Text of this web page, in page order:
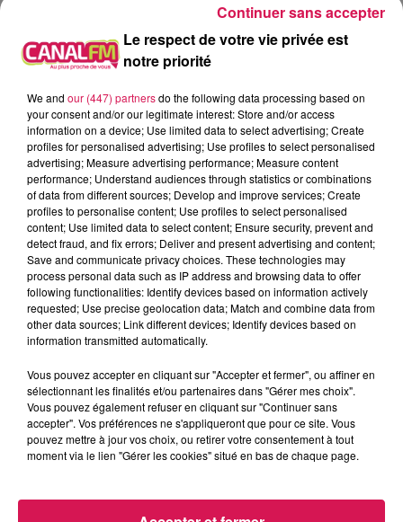
0h00 - 6h00
Les hits de Canal FM
JOAN JETT
Le respect de votre vie privée est
notre priorité
We and our (447) partnersdo the following data processing based on
your consent and/or our legitimate interest: Store and/or access
information on a device; Use limited data to select advertising; Create
profiles for personalised advertising; Use profiles to select personalised
advertising; Measure advertising performance; Measure content
performance; Understand audiences through statistics or combinations
of data from different sources; Develop and improve services; Create
profiles to personalise content; Use profiles to select personalised
content; Use limited data to select content; Ensure security, prevent and
detect fraud, and fix errors; Deliver and present advertising and content;
Save and communicate privacy choices. These technologies may
process personal data such as IP address and browsing data to offer
following functionalities: Identify devices based on information actively
requested; Use precise geolocation data; Match and combine data from
other data sources; Link different devices; Identify devices based on
information transmitted automatically.
Vous pouvez accepter en cliquant sur "Accepter et fermer", ou affiner en
sélectionnant les finalités et/ou partenaires dans "Gérer mes choix".
Vous pouvez également refuser en cliquant sur "Continuer sans
accepter". Vos préférences ne s'appliqueront que pour ce site. Vous
pouvez mettre à jour vos choix, ou retirer votre consentement à tout
moment via le lien "Gérer les cookies" situé en bas de chaque page.
Continuer sans accepter